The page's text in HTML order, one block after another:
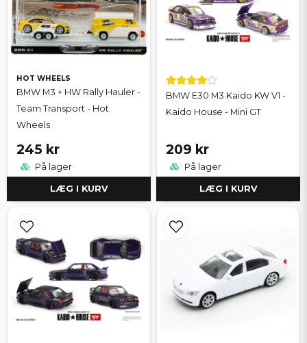
HOT WHEELS
BMW M3 + HW Rally Hauler -
Team Transport - Hot
Wheels
245 kr
På lager
LÆG I KURV
BMW E30 M3 Kaido KW V1 -
Kaido House - Mini GT
209 kr
På lager
LÆG I KURV